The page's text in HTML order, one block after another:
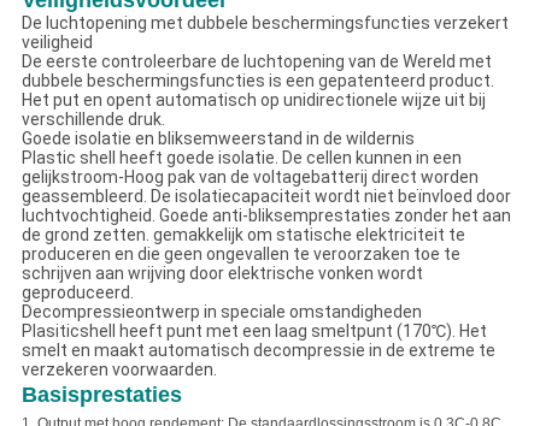
De luchtopening met dubbele beschermingsfuncties verzekert
veiligheid
De eerste controleerbare de luchtopening van de Wereld met
dubbele beschermingsfuncties is een gepatenteerd product.
Het put en opent automatisch op unidirectionele wijze uit bij
verschillende druk.
Goede isolatie en bliksemweerstand in de wildernis
Plastic shell heeft goede isolatie. De cellen kunnen in een
gelijkstroom-Hoog pak van de voltagebatterij direct worden
geassembleerd. De isolatiecapaciteit wordt niet beïnvloed door
luchtvochtigheid. Goede anti-bliksemprestaties zonder het aan
de grond zetten. gemakkelijk om statische elektriciteit te
produceren en die geen ongevallen te veroorzaken toe te
schrijven aan wrijving door elektrische vonken wordt
geproduceerd.
Decompressieontwerp in speciale omstandigheden
Plasiticshell heeft punt met een laag smeltpunt (170℃). Het
smelt en maakt automatisch decompressie in de extreme te
verzekeren voorwaarden.
Basisprestaties